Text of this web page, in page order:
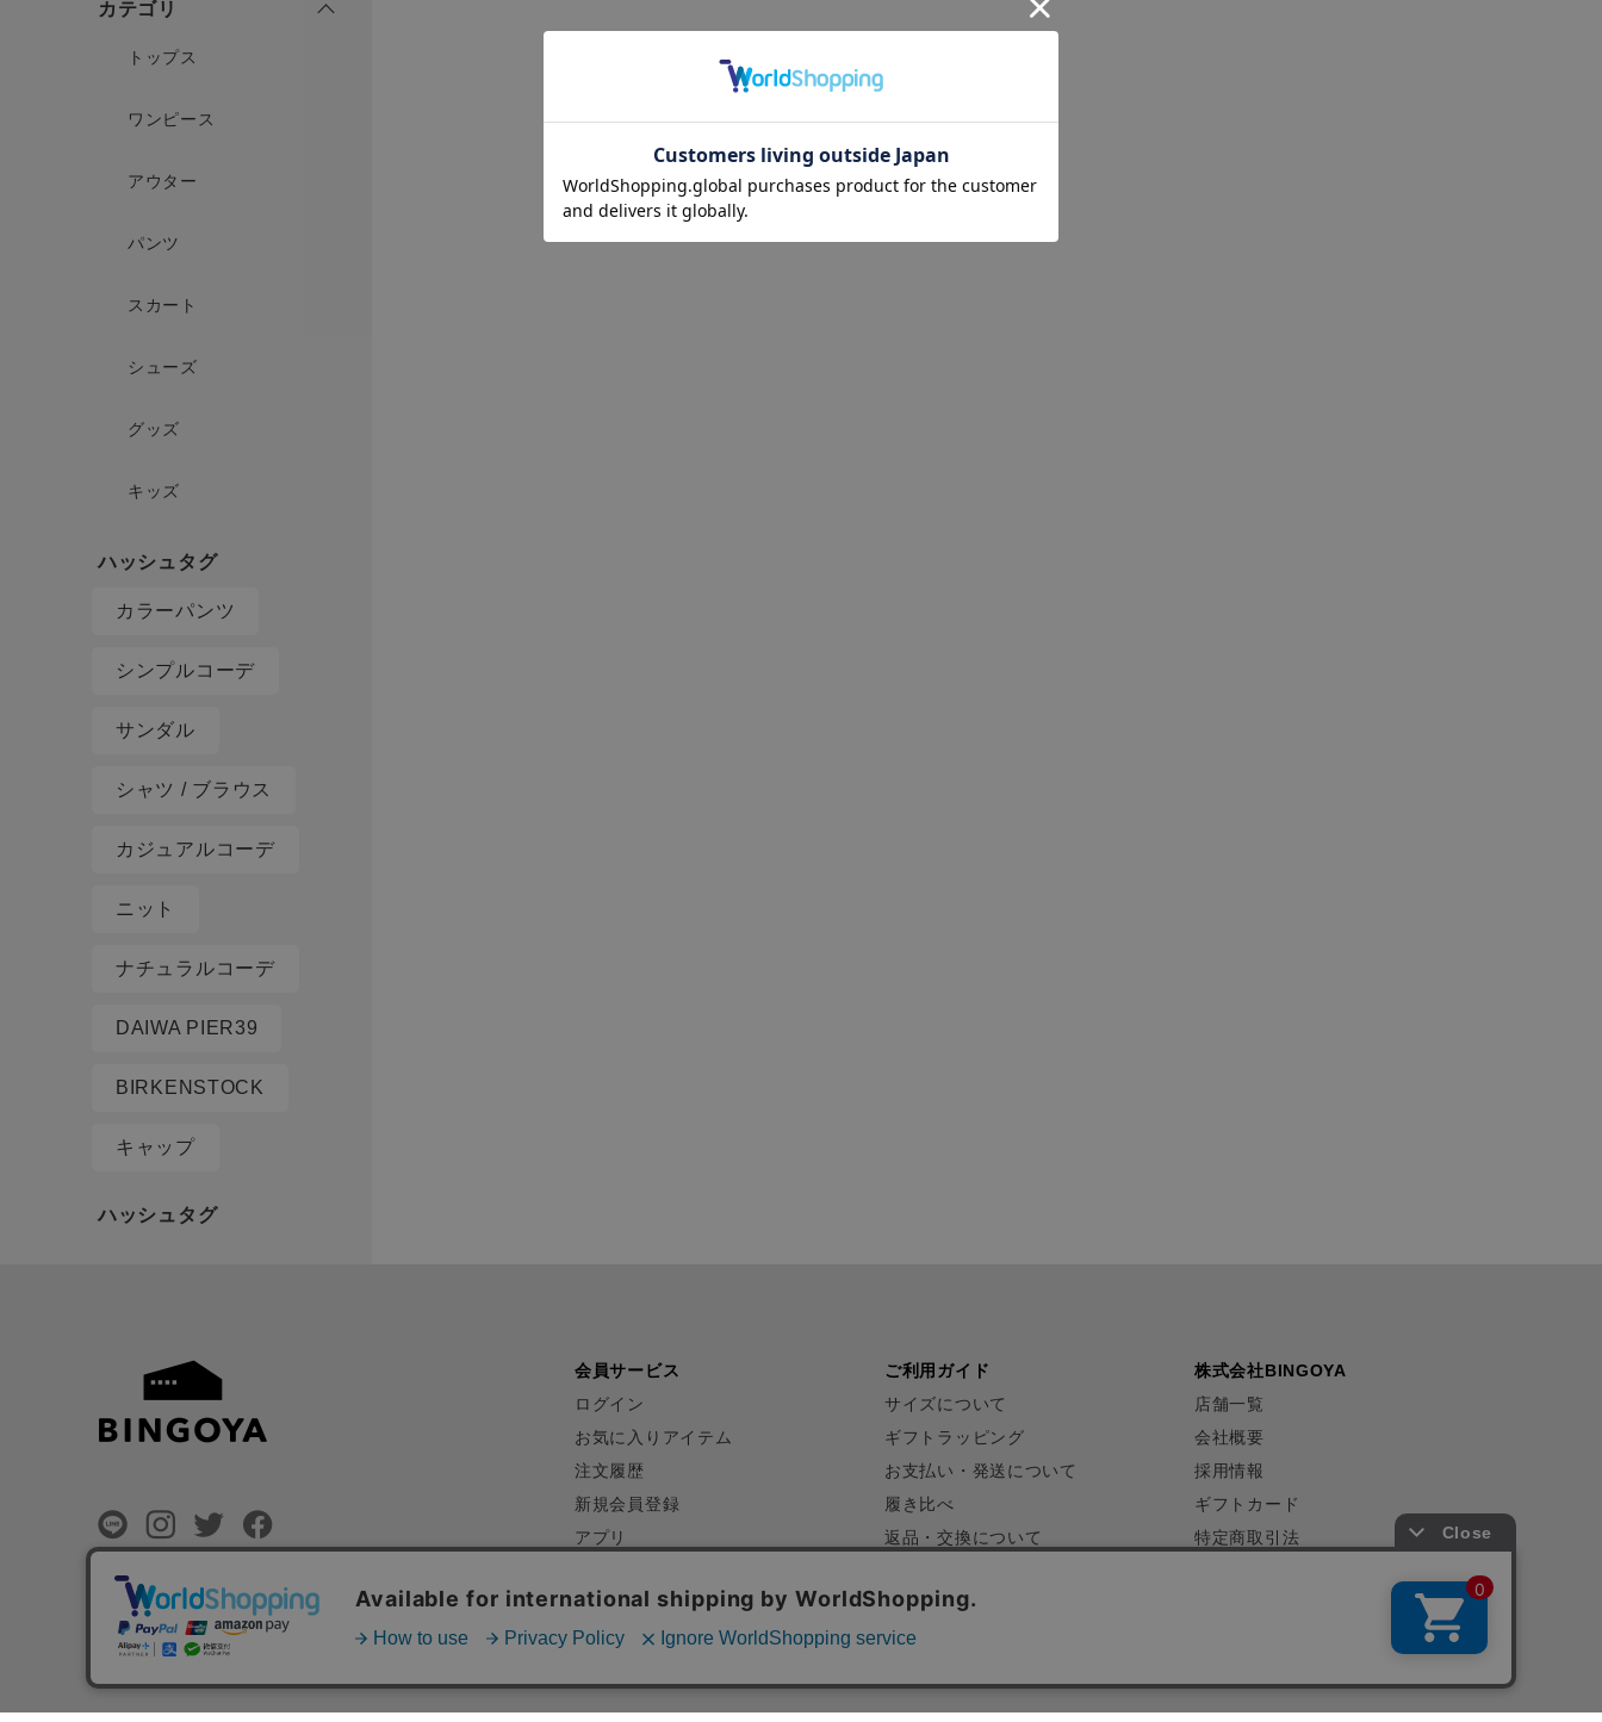
カテゴリ
トップス
ワンピース
アウター
パンツ
スカート
シューズ
グッズ
キッズ
カラーパンツ
シンプルコーデ
サンダル
シャツ / ブラウス
カジュアルコーデ
ニット
ナチュラルコーデ
DAIWA PIER39
BIRKENSTOCK
キャップ
会員サービス
ログイン
お気に入りアイテム
注文履歴
新規会員登録
アプリ
ご利用ガイド
サイズについて
ギフトラッピング
お支払い・発送について
履き比べ
返品・交換について
お問い合わせ
株式会社BINGOYA
店舗一覧
会社概要
採用情報
ギフトカード
特定商取引法
©BINGOYA Co,.Ltd.